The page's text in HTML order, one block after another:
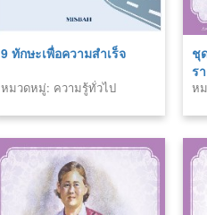
9 ทักษะเพื่อความสำเร็จ
หมวดหมู่: ความรู้ทั่วไป
ชุ
ร
ศิ
ห